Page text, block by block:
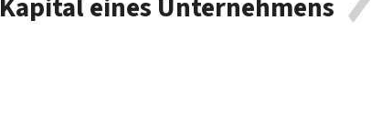
Kapital eines Unternehmens